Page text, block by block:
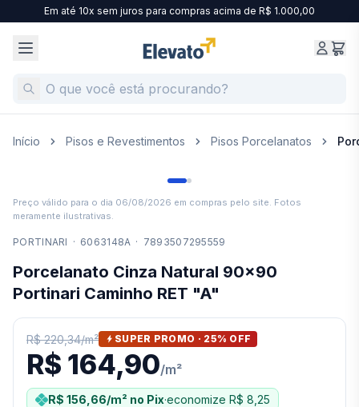
Em até 10x sem juros para compras acima de R$ 1.000,00
Início Pisos e Revestimentos Pisos Porcelanatos
Preço válido para o dia 06/08/2026 em compras pelo site. Fotos
meramente ilustrativas.
PORTINARI · 6063148A · 7893507295559
Porcelanato Cinza Natural 90x90
Portinari Caminho RET "A"
R$ 220,34/m² SUPER PROMO · 25% OFF
R$ 164,90/m²
R$ 156,66/m² no Pix·economize R$ 8,25